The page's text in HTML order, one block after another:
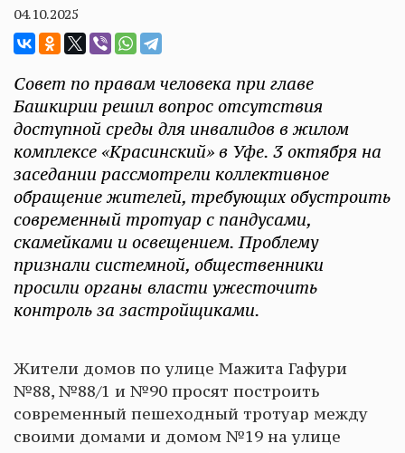
04.10.2025
Совет по правам человека при главе
Башкирии решил вопрос отсутствия
доступной среды для инвалидов в жилом
комплексе «Красинский» в Уфе. 3 октября на
заседании рассмотрели коллективное
обращение жителей, требующих обустроить
современный тротуар с пандусами,
скамейками и освещением. Проблему
признали системной, общественники
просили органы власти ужесточить
контроль за застройщиками.
Жители домов по улице Мажита Гафури
№88, №88/1 и №90 просят построить
современный пешеходный тротуар между
своими домами и домом №19 на улице